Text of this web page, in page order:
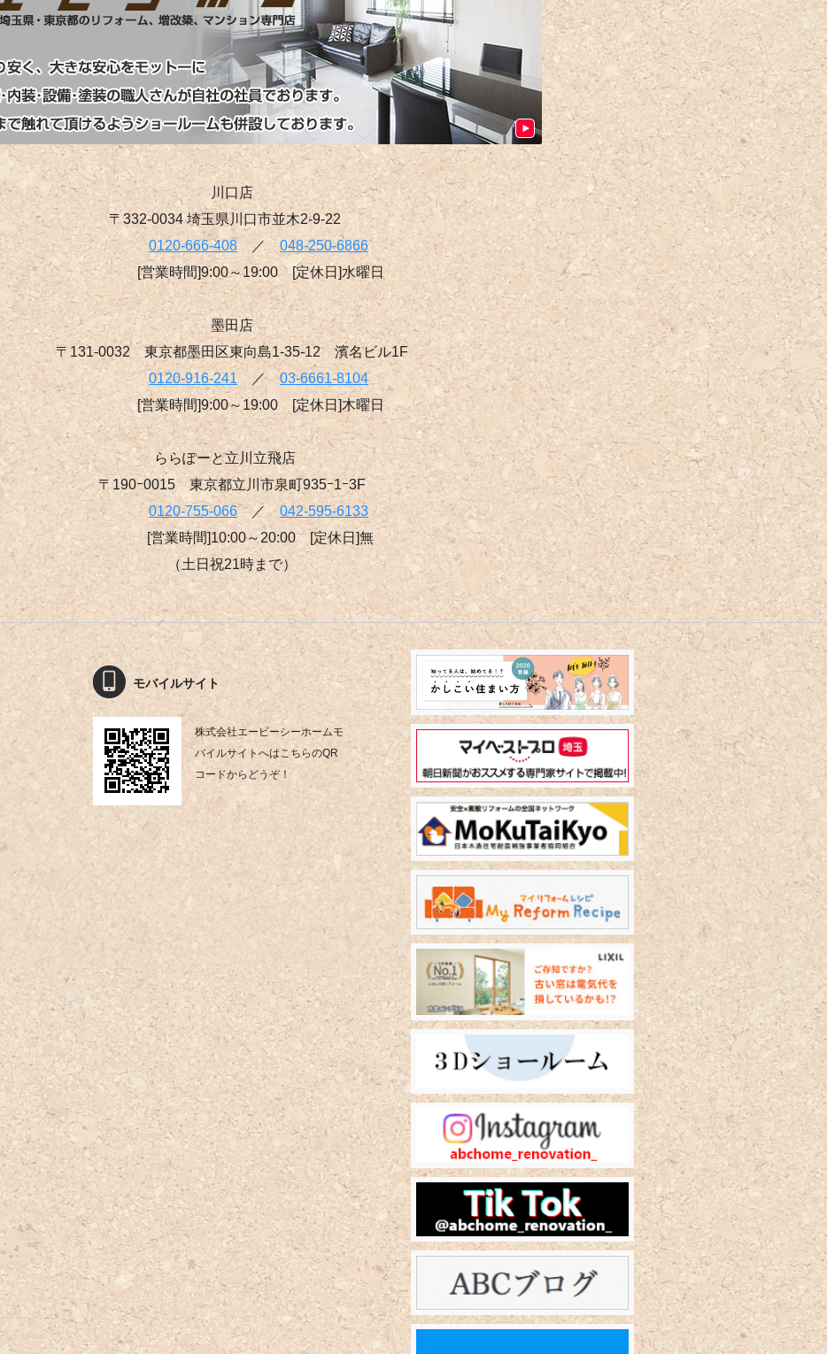
川口店
〒332-0034 埼玉県川口市並木2-9-22
0120-666-408 ／ 048-250-6866
[営業時間]9:00～19:00 [定休日]水曜日
墨田店
〒131-0032 東京都墨田区東向島1-35-12 濱名ビル1F
0120-916-241 ／03-6661-8104
[営業時間]9:00～19:00 [定休日]木曜日
ららぽーと立川立飛店
〒190ｰ0015 東京都立川市泉町935ｰ1ｰ3F
0120-755-066／ 042-595-6133
[営業時間]10:00～20:00 [定休日]無
（土日祝21時まで）
モバイルサイト
株式会社エービーシーホームモ
バイルサイトへはこちらのQR
コードからどうぞ！